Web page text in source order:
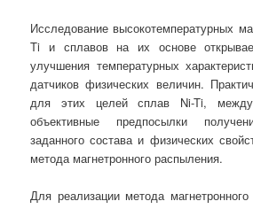
Исследование высокотемпературных
Ti и сплавов на их основе
улучшения температурных
датчиков физических величин.
для этих целей сплав Ni-Ti,
объективные предпосылки
заданного состава и физических
метода магнетронного распыления.
Для реализации метода